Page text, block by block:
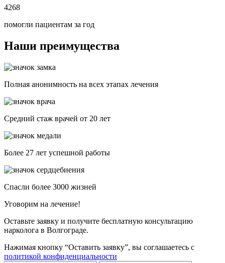
4268
помогли пациентам за год
Наши преимущества
Полная анонимность на всех этапах лечения
Средний стаж врачей от 20 лет
Более 27 лет успешной работы
Спасли более 3000 жизней
Уговорим на лечение!
Оставьте заявку и получите бесплатную консультацию
нарколога в Волгограде.
Нажимая кнопку “Оставить заявку”, вы соглашаетесь с
политикой конфиденциальности